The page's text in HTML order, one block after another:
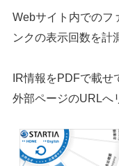
Webサイト内でのフ
ンクの表示回数を計
IR情報をPDFで載
外部ページのURLへ